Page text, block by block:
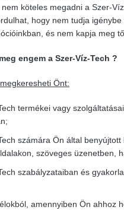
köteles megadni a Szer-
hogy nem tudja
és nem kapja meg
engem a Szer-Víz-Tech ?
Önt:
termékei vagy
számára Ön által
szöveges üzenetben,
szabályzataiban és
amennyiben Ön ahhoz